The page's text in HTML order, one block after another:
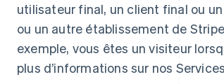
utilisateur final, un client final ou
ou un autre établissement de
exemple, vous êtes un visiteur
plus d’informations sur nos